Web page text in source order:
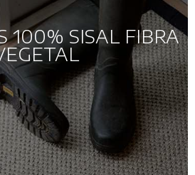
100% SISAL FIBRA